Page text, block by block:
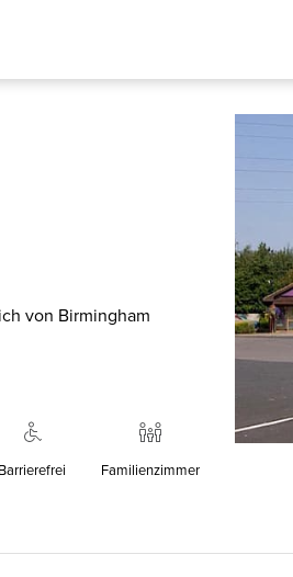
von Birmingham
Barrierefrei Familienzimmer